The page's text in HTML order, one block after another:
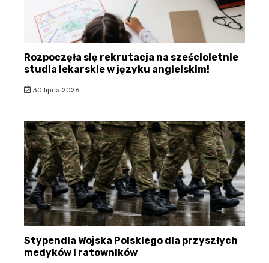
Rozpoczęła się rekrutacja na sześcioletnie
studia lekarskie w języku angielskim!
30 lipca 2026
Stypendia Wojska Polskiego dla przyszłych
medyków i ratowników